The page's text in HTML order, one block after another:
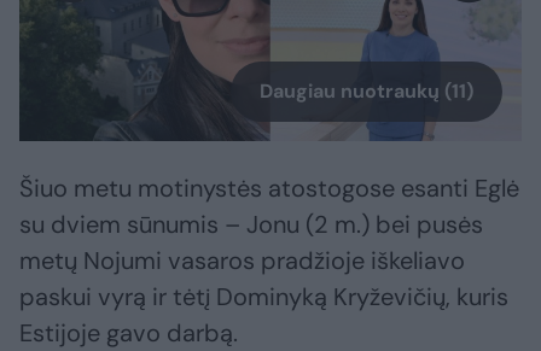
Daugiau nuotraukų (11)
Šiuo metu motinystės atostogose esanti Eglė
su dviem sūnumis – Jonu (2 m.) bei pusės
metų Nojumi vasaros pradžioje iškeliavo
paskui vyrą ir tėtį Dominyką Kryževičių, kuris
Estijoje gavo darbą.